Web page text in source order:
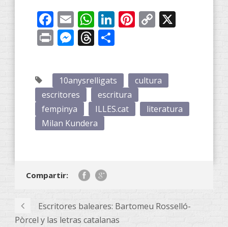
Facebook
EmailWhatsApp
LinkedIn
Pinterest
Copy
PrintMessenger
Threads
10anysrelligats
cultura
escritores
escritura
fempinya
ILLES.cat
literatura
Milan Kundera
Compartir:
Escritores baleares: Bartomeu Rosselló-
Pòrcel y las letras catalanas